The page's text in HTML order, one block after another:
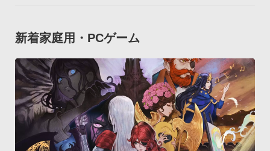
新着家庭用・PCゲーム